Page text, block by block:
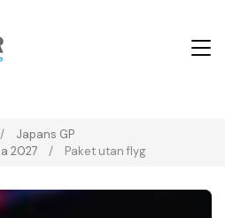
Japans GP
2027
Paket utan flyg